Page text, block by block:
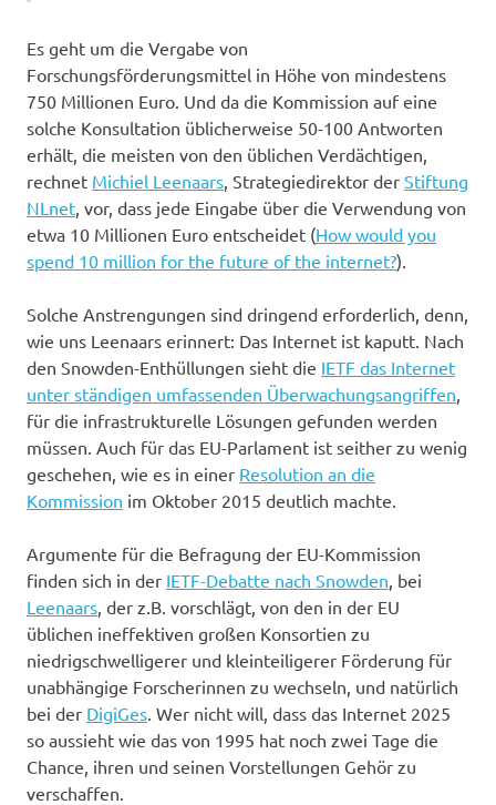
Es geht um die Vergabe von
Forschungsförderungsmittel in Höhe von mindestens
750 Millionen Euro. Und da die Kommission auf eine
solche Konsultation üblicherweise 50-100 Antworten
erhält, die meisten von den üblichen Verdächtigen,
rechnet Michiel Leenaars , Strategiedirektor der Stiftung
NLnet , vor, dass jede Eingabe über die Verwendung von
etwa 10 Millionen Euro entscheidet (How would you
spend 10 million for the future of the internet?).
Solche Anstrengungen sind dringend erforderlich, denn,
wie uns Leenaars erinnert: Das Internet ist kaputt. Nach
den Snowden-Enthüllungen sieht die IETF das Internet
unter ständigen umfassenden Überwachungsangriffen
für die infrastrukturelle Lösungen gefunden werden
müssen. Auch für das EU-Parlament ist seither zu wenig
geschehen, wie es in einer Resolution an die
Kommission im Oktober 2015 deutlich machte.
Argumente für die Befragung der EU-Kommission
finden sich in der IETF-Debatte nach Snowden , bei
Leenaars , der z.B. vorschlägt, von den in der EU
üblichen ineffektiven großen Konsortien zu
niedrigschwelligerer und kleinteiligerer Förderung für
unabhängige Forscherinnen zu wechseln, und natürlich
bei der DigiGes . Wer nicht will, dass das Internet 2025
so aussieht wie das von 1995 hat noch zwei Tage die
Chance, ihren und seinen Vorstellungen Gehör zu
verschaffen.